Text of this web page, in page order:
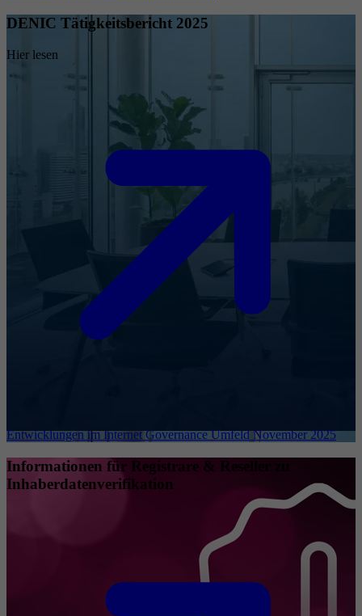
DENIC Tätigkeitsbericht 2025
Hier lesen
Entwicklungen im Internet Governance Umfeld November 2025
Informationen für Registrare & Reseller zu
Inhaberdatenverifikation